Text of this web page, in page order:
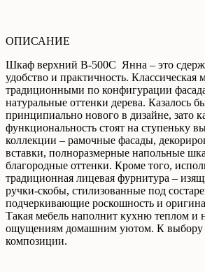
ОПИСАНИЕ
Шкаф верхний В-500С Янна – это
удобство и практичность. Классическая
традиционными по конфигурации
натуральные оттенки дерева. Казалось
принципиально нового в дизайне, зато
функциональность стоят на ступеньку
коллекции – рамочные фасады,
вставки, полноразмерные напольные
благородные оттенки. Кроме того,
традиционная лицевая фурнитура –
ручки-скобы, стилизованные под
подчеркивающие роскошность и
Такая мебель наполнит кухню теплом и
ощущениям домашним уютом. К выбору
композиции.